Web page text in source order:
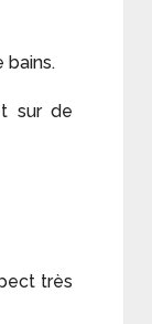
bains.
sur de
très